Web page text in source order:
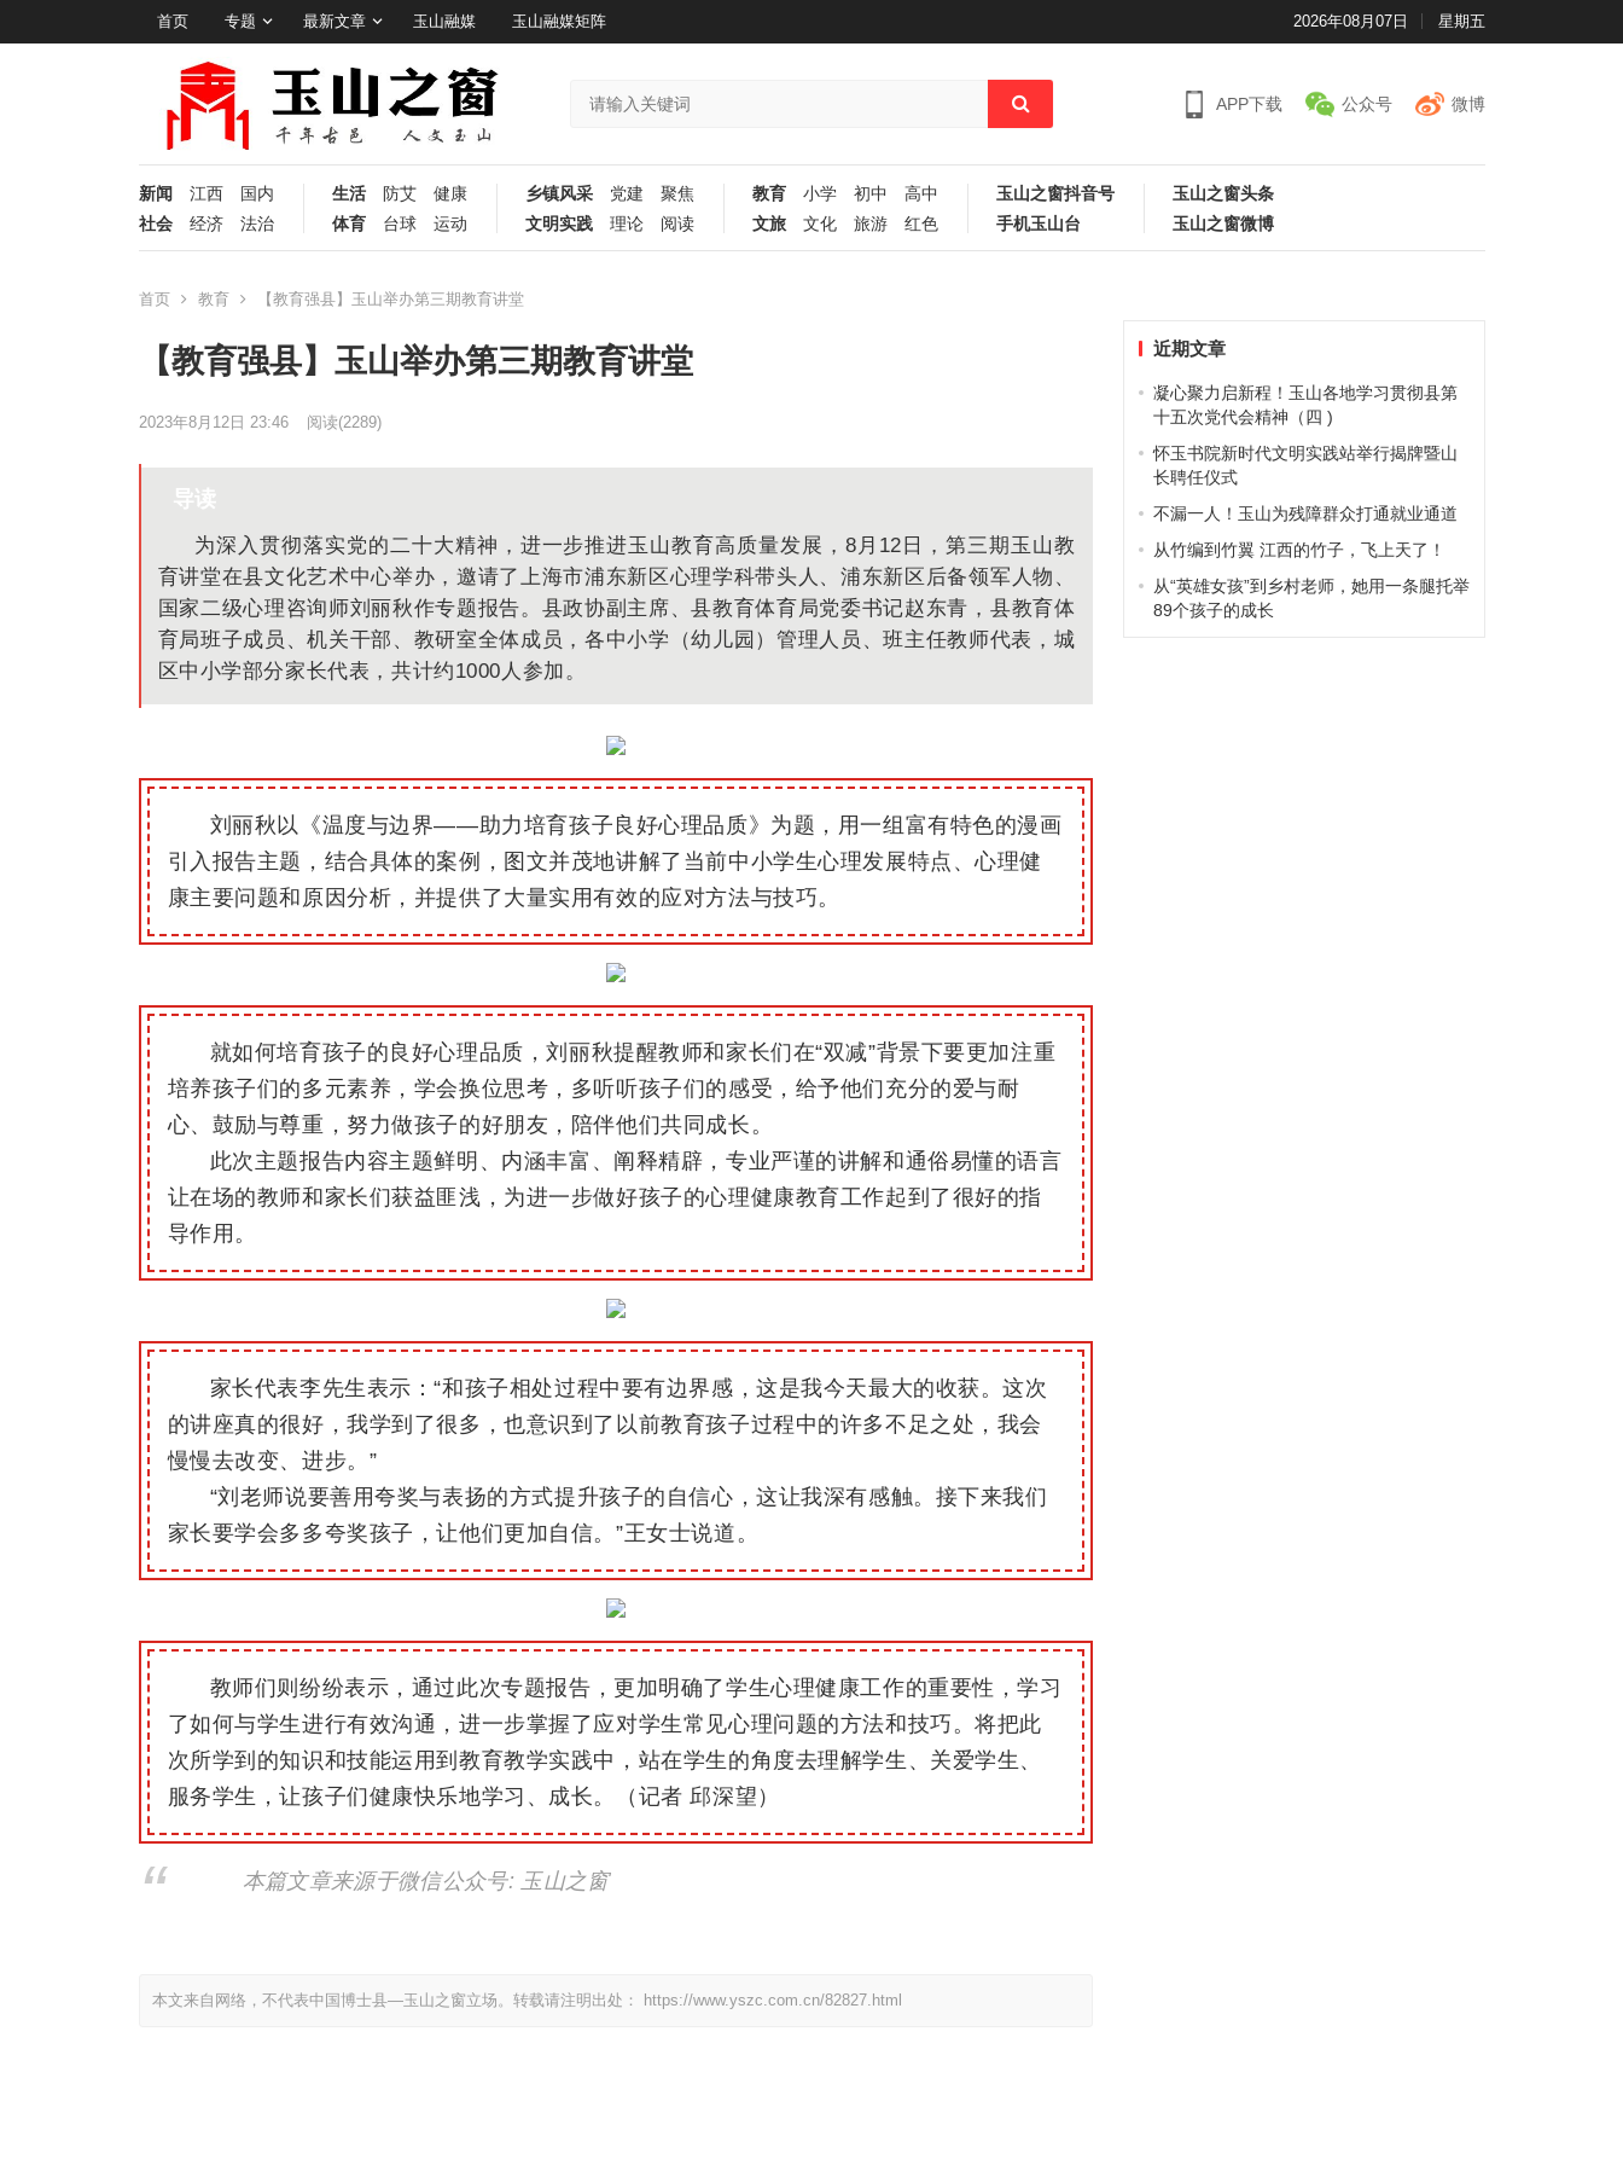
首页 专题 最新文章 玉山融媒 玉山融媒矩阵 2026年08月07日 星期五
APP下载 公众号 微博
新闻 江西
国内
社会
经济 法治
生活 防艾
健康
体育
台球 运动
乡镇风采 党建
聚焦
文明实践
理论 阅读
教育 小学 初中
高中
文旅
文化 旅游 红色
玉山之窗抖音号
手机玉山台
玉山之窗头条
玉山之窗微博
首页 教育 【教育强县】玉山举办第三期教育讲堂
【教育强县】玉山举办第三期教育讲堂
2023年8月12日 23:46 阅读(2289)
导读
为深入贯彻落实党的二十大精神，进一步推进玉山教育高质量发展，8月12日，第三期玉山教
育讲堂在县文化艺术中心举办，邀请了上海市浦东新区心理学科带头人、浦东新区后备领军 人物、
国家二级心理咨询师刘丽秋作专题报告。 县政协副主席、县教育体育局党委书记赵东青，县教育体
育局班子成员、机关干部、教研室全体成员，各中小学（幼儿园）管理人员、班主任教师代表，城
区中小学部分家长代表，共计约1000人参加。
刘丽秋以《温度与边界——助力培育孩子良好心理品质》为题，用一组富有特色的漫画
引入报告主题，结合具体的案例，图文并茂地讲解了当前中小学生心理发展特点、心理健
康主要问题和原因分析，并提供了大量实用有效的应对方法与技巧。
就如何培育孩子的良好心理品质，刘丽秋提醒教师和家长们在“双减”背景下要更加注重
培养孩子们的多元素养，学会换位思考，多听听孩子们的感受，给予他们充分的爱与耐
心、鼓励与尊重，努力做孩子的好朋友，陪伴他们共同成长。
此次主题报告内容主题鲜明、内涵丰富、阐释精辟，专业严谨的讲解和通俗易懂的语言
让在场的教师和家长们获益匪浅，为进一步做好孩子的心理健康教育工作起到了很好的指
导作用。
家长代表李先生表示：“和孩子相处过程中要有边界感，这是我今天最大的收获。这次
的讲座真的很好，我学到了很多，也意识到了以前教育孩子过程中的许多不足之处，我会
慢慢去改变、进步。”
“刘老师说要善用夸奖与表扬的方式提升孩子的自信心，这让我深有感触。接下来我们
家长要学会多多夸奖孩子，让他们更加自信。”王女士说道。
教师们则纷纷表示，通过此次专题报告，更加明确了学生心理健康工作的重要性，学习
了如何与学生进行有效沟通，进一步掌握了应对学生常见心理问题的方法和技巧。将把此
次所学到的知识和技能运用到教育教学实践中，站在学生的角度去理解学生、关爱学生、
服务学生，让孩子们健康快乐地学习、成长。
（记者 邱深望）
本篇文章来源于微信公众号: 玉山之窗
本文来自网络，不代表中国博士县—玉山之窗立场。转载请注明出处： https://www.yszc.com.cn/82827.html
近期文章
凝心聚力启新程！玉山各地学习贯彻县第
十五次党代会精神（四 )
怀玉书院新时代文明实践站举行揭牌暨山
长聘任仪式
不漏一人！玉山为残障群众打通就业通道
从竹编到竹翼 江西的竹子，飞上天了！
从“英雄女孩”到乡村老师，她用一条腿托举
89个孩子的成长